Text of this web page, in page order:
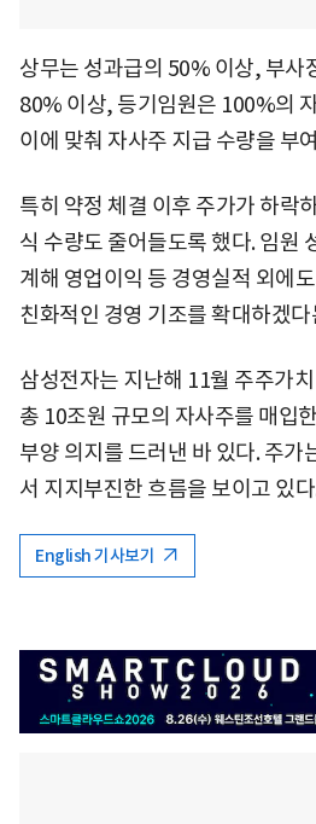
상무는 성과급의 50% 이상, 부사
80% 이상, 등기임원은 100%의
이에 맞춰 자사주 지급 수량을 부
특히 약정 체결 이후 주가가 하락
식 수량도 줄어들도록 했다. 임원
계해 영업이익 등 경영실적 외에
친화적인 경영 기조를 확대하겠
삼성전자는 지난해 11월 주주가
총 10조원 규모의 자사주를 매입
부양 의지를 드러낸 바 있다. 주가
서 지지부진한 흐름을 보이고 있
English 기사보기